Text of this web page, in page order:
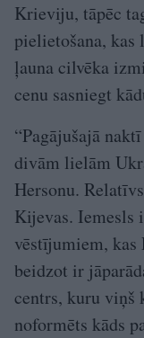
Krieviju, tāpēc
pielietošana,
ļauna cilvēka
cenu sasniegt
“Pagājušajā
divām lielām
Hersonu.
Kijevas. Iemesls
vēstījumiem,
beidzot ir
centrs, kuru
noformēts kāds